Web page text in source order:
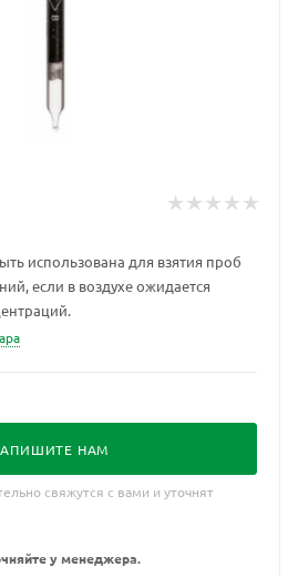
использована для взятия проб
если в воздухе ожидается
НАМ
свяжутся с вами и уточнят
у менеджера.